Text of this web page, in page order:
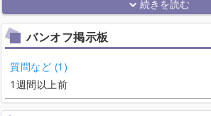
バンオフ掲示板
質問など (1)
1週間以上前